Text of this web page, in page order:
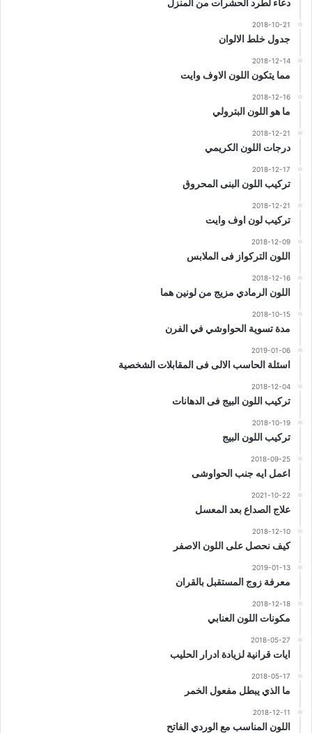
دعاء لطرد الحشرات من المنزل
2018-10-21
جدول خلط الالوان
2018-12-14
مما يتكون اللون الاوف وايت
2018-12-16
ما هو اللون البترولي
2018-12-21
درجات اللون الكريمي
2018-12-17
تركيب اللون البنى المحروق
2018-12-21
تركيب لون اوف وايت
2018-12-09
اللون التركواز فى الملابس
2018-12-16
اللون الرمادي مزيج من لونين هما
2018-10-15
مدة تسوية الحواوشي في الفرن
2019-01-06
اسئلة الحاسب الالى فى المقابلات الشخصية
2018-12-04
تركيب اللون البيج فى الدهانات
2018-10-19
تركيب اللون البيج
2018-09-25
اعمل ايه جنب الحواوشى
2021-10-22
علاج الصداع بعد المعسل
2018-12-10
كيف نحصل على اللون الاصفر
2019-01-13
معرفة زوج المستقبل بالقران
2018-12-18
مكونات اللون العنابي
2018-05-27
ايات قرانية لزيادة ادرار الحليب
2018-05-17
ما الذي يبطل مفعول الخمر
2018-12-11
اللون المناسب مع الوردي الفاتح